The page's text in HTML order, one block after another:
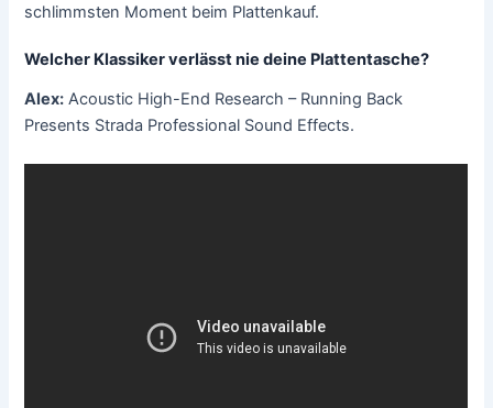
schlimmsten Moment beim Plattenkauf.
Welcher Klassiker verlässt nie deine Plattentasche?
Alex: Acoustic High-End Research ‎– Running Back
Presents Strada Professional Sound Effects.